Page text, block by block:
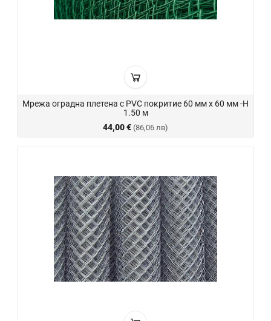
Мрежа оградна плетена с PVC покритие 60 мм х 60 мм -H
1.50 м
44,00 € (86,06 лв)